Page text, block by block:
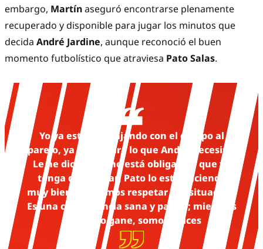
embargo, Martínaseguró encontrarse plenamente
recuperado y disponible para jugar los minutos que
decida André Jardine, aunque reconoció el buen
momento futbolístico que atraviesa Pato Salas.
Yo ya estoy trabajando con el equipo al
parejo, ya estoy para lo que André necesite.
Le he dicho que no está obligado a que yo
tenga que iniciar; Pato lo está haciendo
muy bien y debemos respetar esa situación.
Es una competencia sana y pareja; mientras
el equipo gane, somos felices